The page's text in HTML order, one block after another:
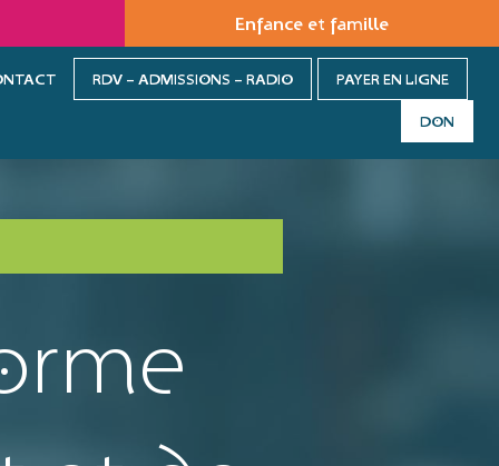
Enfance et famille
RDV – ADMISSIONS – RADIO PAYER EN LIGNE
DON